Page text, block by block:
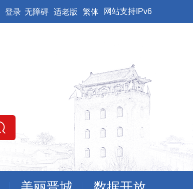
登录 无障碍 适老版 繁体 网站支持IPv6